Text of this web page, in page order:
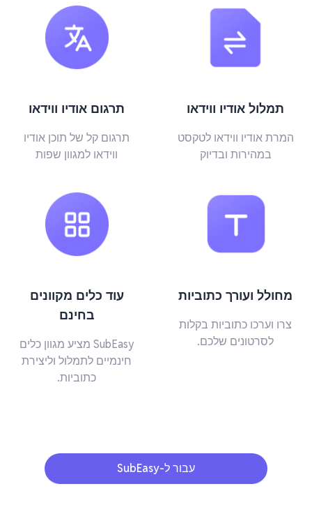
תמלול אודיו ווידאו
המרת אודיו ווידאו לטקסט
במהירות ובדיוק
תרגום אודיו ווידאו
תרגום קל של תוכן אודיו
ווידאו למגוון שפות
מחולל ועורך כתוביות
צרו וערכו כתוביות בקלות
לסרטונים שלכם.
עוד כלים מקוונים
בחינם
SubEasy מציע מגוון כלים
חינמיים לתמלול וליצירת
כתוביות.
עבור ל-SubEasy